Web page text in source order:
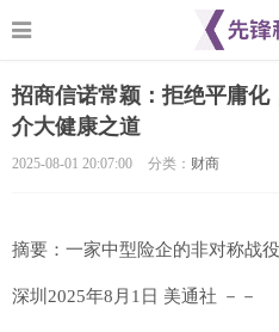
招商信诺常颖：拒绝平庸化
介大健康之道
2025-08-01 20:07:00 分类： 财商
摘要：一家中型险企的非对称战役
深圳 2025年8月1日 美通社 －－